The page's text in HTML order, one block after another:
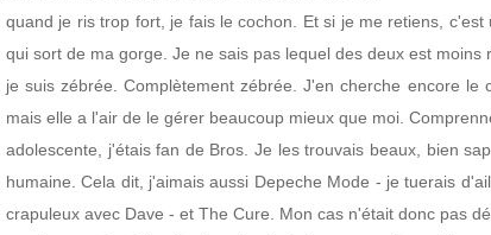
quand je ris trop fort, je fais le cochon. Et si je me retiens, c'est
qui sort de ma gorge. Je ne sais pas lequel des deux est moins
je suis zébrée. Complètement zébrée. J'en cherche encore le
mais elle a l'air de le gérer beaucoup mieux que moi.
adolescente, j'étais fan de Bros. Je les trouvais beaux, bien
humaine. Cela dit, j'aimais aussi Depeche Mode - je tuerais
crapuleux avec Dave - et The Cure. Mon cas n'était donc pas